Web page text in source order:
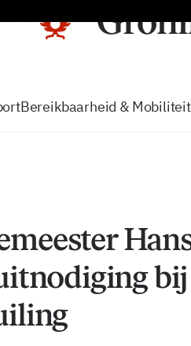
Bereikbaarheid & Mobiliteit